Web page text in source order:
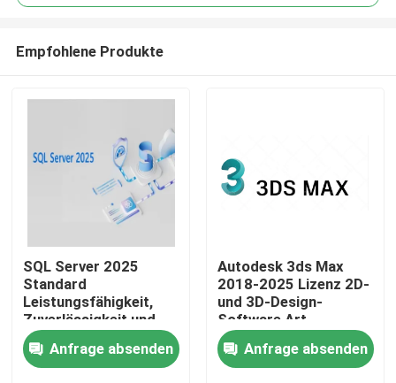
Empfohlene Produkte
SQL Server 2025
Standard
Leistungsfähigkeit,
Zuverlässigkeit und
Sicherheit für Ihr
Unternehmen
Anfrage absenden
Autodesk 3ds Max
2018-2025 Lizenz 2D-
und 3D-Design-
Software Art
Verbindliches Konto
Vereinigung Gültigkeit
1 Jahr
Anfrage absenden